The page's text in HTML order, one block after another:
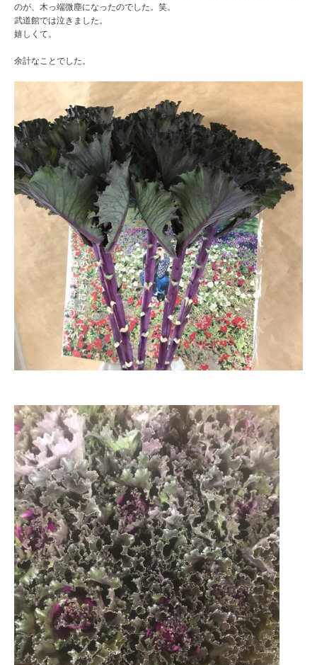
のが、木っ端微塵になったのでした。笑。
武道館では泣きました。
嬉しくて。
余計なことでした。